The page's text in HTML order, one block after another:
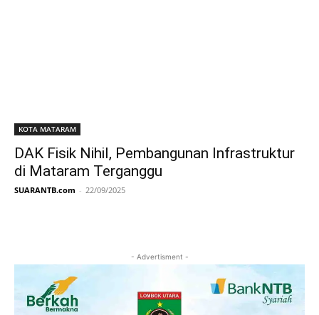
KOTA MATARAM
DAK Fisik Nihil, Pembangunan Infrastruktur
di Mataram Terganggu
SUARANTB.com - 22/09/2025
- Advertisment -